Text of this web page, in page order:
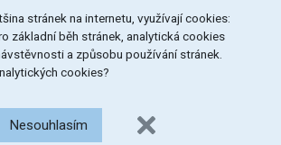
stránek na internetu, využívají cookies:
základní běh stránek, analytická cookies
a způsobu používání stránek.
cookies?
Nesouhlasím